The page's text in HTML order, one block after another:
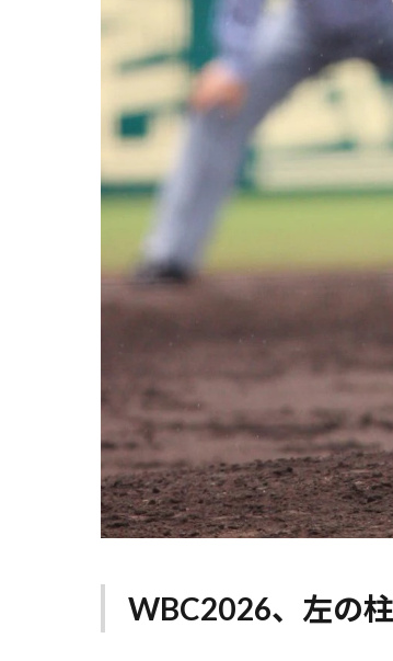
WBC2026、左の